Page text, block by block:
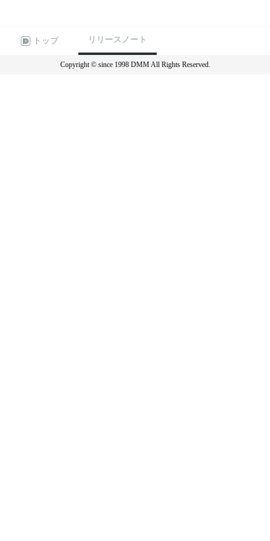
トップ リリースノート
Copyright © since 1998 DMM All Rights Reserved.